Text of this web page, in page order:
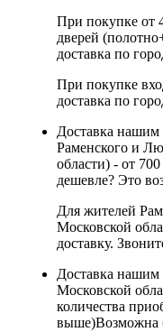
При покупке от
дверей
доставка по
При покупке
доставка по
Доставка нашим
Раменского и
области) - от
дешевле? Это
Для жителей
Московской
доставку.
Доставка нашим
Московской
количества
выше)Возможна